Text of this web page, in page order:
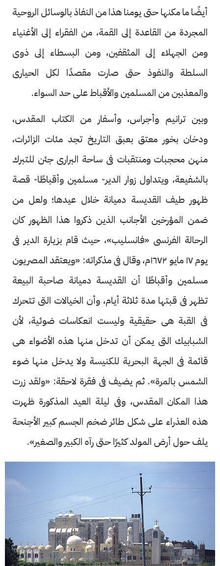
أيضًا ما مكنها حتى يومنا هذا من النفاذ بالوسائل الروحية
المجردة من القاعدة إلى القمة، من الفقراء إلى الأغنياء
ومن الجهلاء إلى المثقفين، ومن البسطاء إلى ذوى
السلطة والنفوذ حتى صارت مقصدًا لكل الحيارى
والمعذبين من المسلمين والأقباط على حد السواء.
وبين ترانيم وأجراس، وأسفار من الكتاب المقدس،
ودخان بخور معتق بعبق التاريخ تجد مئات الزائرات،
منهن محجبات ومنتقبات فى ساحة البرارى جئن للتبرك
بالشفيعة، ويتداول زوار الدير- مسلمين وأقباطًا- قصة
ظهور طيف القديسة دميانة خلال عيدها؛ ولعل من
ضمن المؤرخين الأجانب الذين ذكروا هذا الظهور كان
الرحالة الفرنسى «فانسليب»، حيث قام بزيارة الدير فى
يوم ١٧ مايو ١٦٧٢م، وقال فى مذكراته: «ويعتقد المصريون
مسلمين وأقباطًا أن القديسة دميانة صاحبة البيعة
تظهر فى قبتها مدة ثلاثة أيام، وأن الخيالات التى تتحرك
فى القبة هى حقيقية وليست انعكاسات ضوئية، لأن
الشبابيك التى يمكن أن تدخل منها هذه الأضواء هى
قائمة فى الجهة البحرية للكنيسة ولا يدخل منها ضوء
الشمس بالمرة». ثم يضيف فى فقرة لاحقة: «ولقد زرت
هذا المكان المقدس، وفى ليلة العيد المذكورة ظهرت
هذه العذراء على شكل طائر ضخم الجسم كبير الأجنحة
يلف حول أرض المولد كثيرًا حتى رآه الكبير والصغير».